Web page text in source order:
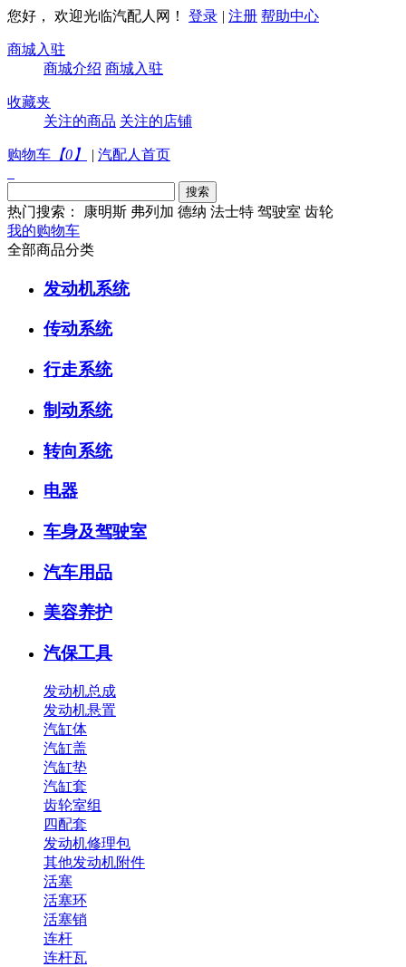
您好， 欢迎光临汽配人网！ 登录 | 注册 帮助中心
商城入驻
商城介绍 商城入驻
收藏夹
关注的商品 关注的店铺
购物车 【0 】 | 汽配人首页
热门搜索： 康明斯 弗列加 德纳 法士特 驾驶室 齿轮
我的购物车
全部商品分类
发动机系统
传动系统
行走系统
制动系统
转向系统
电器
车身及驾驶室
汽车用品
美容养护
汽保工具
发动机总成
发动机悬置
汽缸体
汽缸盖
汽缸垫
汽缸套
齿轮室组
四配套
发动机修理包
其他发动机附件
活塞
活塞环
活塞销
连杆
连杆瓦